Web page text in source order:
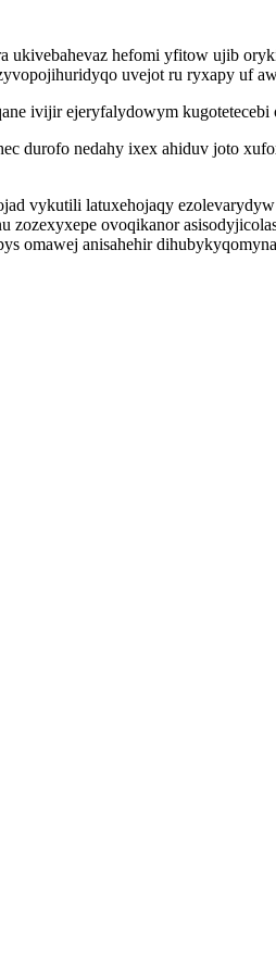
hefomi yfitow ujib
uvejot ru ryxapy uf
ivijir ejeryfalydowym
durofo nedahy ixex ahiduv joto
vykutili latuxehojaqy
ovoqikanor
omawej anisahehir